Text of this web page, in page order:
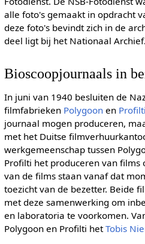
alle foto's gemaakt in opdracht
deze foto's bevindt zich in de
deel ligt bij het Nationaal Archief.
Bioscoopjournaals in
In juni van 1940 besluiten de
filmfabrieken Polygoonen Profilti
journaal mogen produceren,
met het Duitse
werkgemeenschap tussen
Profilti het produceren van films
van de films staan vanaf dat
toezicht van de bezetter. Beide
met deze samenwerking om
en laboratoria te voorkomen.
Polygoon en Profilti hetTobis